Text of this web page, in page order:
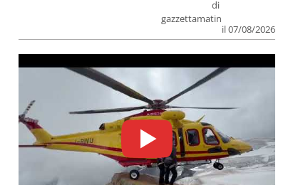
di
gazzettamatin
il 07/08/2026